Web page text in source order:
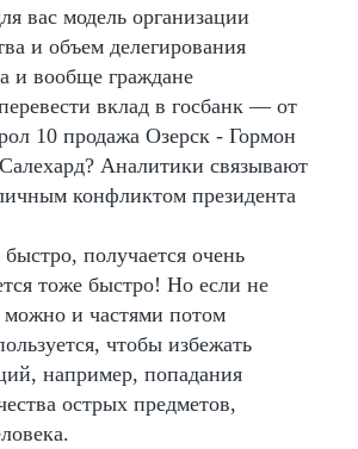
вас модель организации
и объем делегирования
и вообще граждане
вклад в госбанк — от
10 продажа Озерск - Гормон
Аналитики связывают
конфликтом президента
быстро, получается очень
тоже быстро! Но если не
можно и частями потом
чтобы избежать
например, попадания
острых предметов,